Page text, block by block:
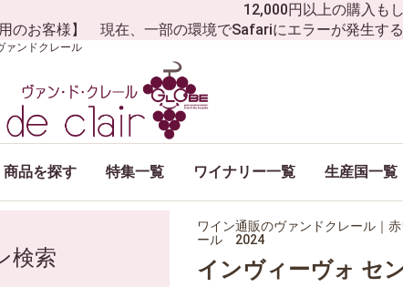
12,000円以上の購入も
のお客様】 現在、一部の環境でSafariにエラーが発生す
ァンドクレール
商品を探す 特集一覧 ワイナリー一覧 生産国一覧
検索
ワイン通販のヴァンドクレール｜
ール 2024
インヴィーヴォ セ